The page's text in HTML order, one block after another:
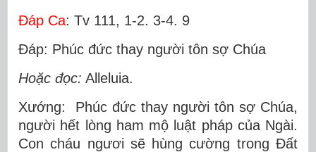
Ðáp Ca: Tv 111, 1-2. 3-4. 9
Ðáp: Phúc đức thay người tôn sợ Chúa
Hoặc đọc: Alleluia.
Xướng: Phúc đức thay người tôn sợ Chúa,
người hết lòng ham mộ luật pháp của Ngài.
Con cháu ngươi sẽ hùng cường trong Ðất